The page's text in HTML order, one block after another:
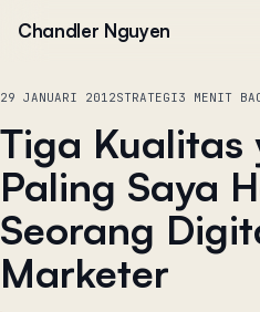
Chandler Nguyen
29 JANUARI 2012STRATEGI3 MENIT
Tiga Kualitas
Paling Saya
Seorang
Marketer